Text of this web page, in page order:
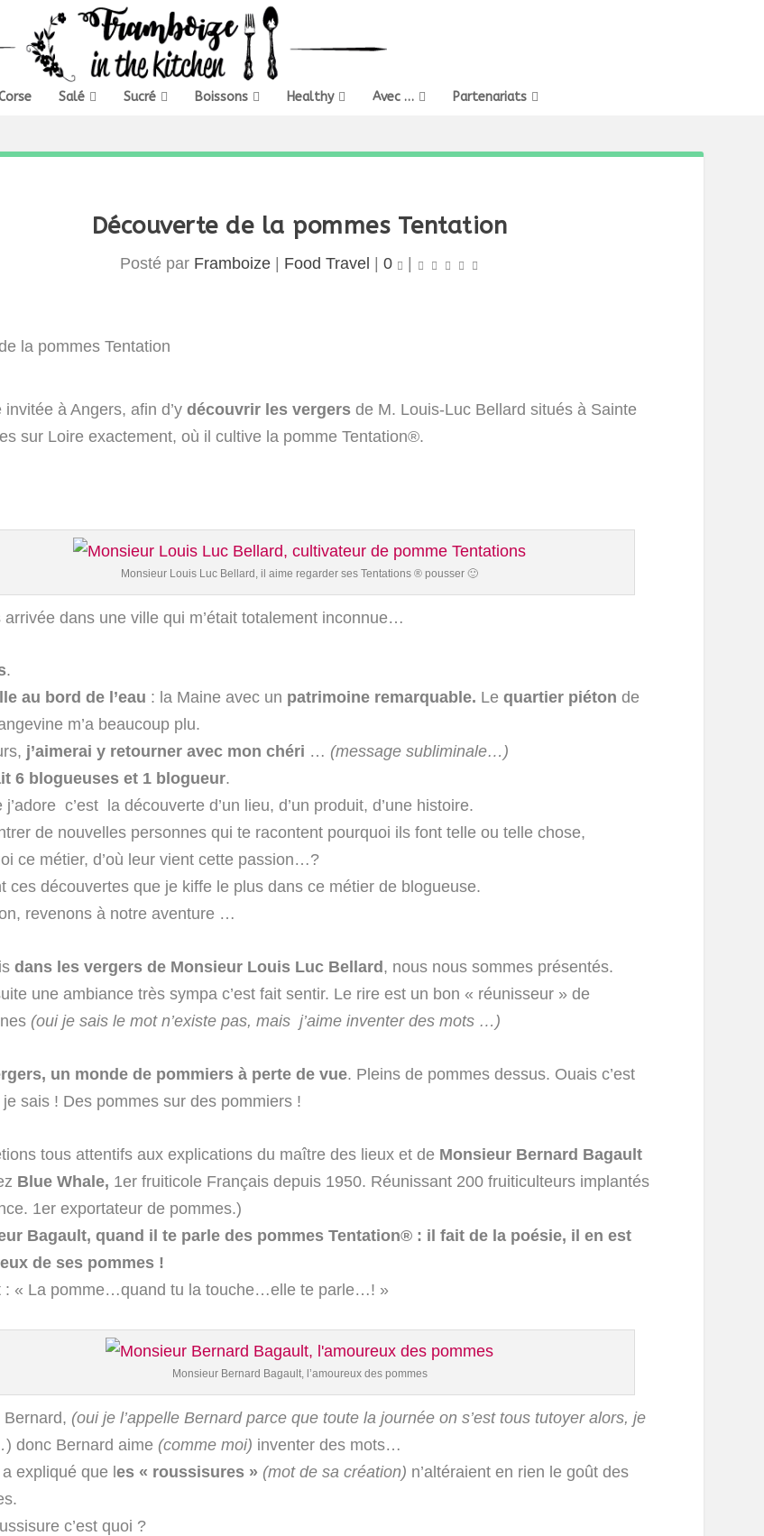
Salé Sucré Boissons Healthy Avec … Partenariats
Découverte de la pommes Tentation
Posté par Framboize| Food Travel 0
invitée à Angers, afin d’y découvrir les vergersde M. Louis-Luc Bellard situés à Sainte
sur Loire exactement, où il cultive la pomme Tentation®.
Monsieur Louis Luc Bellard, il aime regarder ses Tentations ® pousser 🙂
arrivée dans une ville qui m’était totalement inconnue…
.
au bord de l’eau : la Maine avec un patrimoine remarquable. Le quartier piéton de
m’a beaucoup plu.
j’aimerai y retourner avec mon chéri … (message subliminale…)
6 blogueuses et 1 blogueur.
j’adore c’est la découverte d’un lieu, d’un produit, d’une histoire.
de nouvelles personnes qui te racontent pourquoi ils font telle ou telle chose,
ce métier, d’où leur vient cette passion…?
ces découvertes que je kiffe le plus dans ce métier de blogueuse.
revenons à notre aventure …
dans les vergers de Monsieur Louis Luc Bellard , nous nous sommes présentés.
une ambiance très sympa c’est fait sentir. Le rire est un bon « réunisseur » de
(oui je sais le mot n’existe pas, mais j’aime inventer des mots …)
un monde de pommiers à perte de vue. Pleins de pommes dessus. Ouais c’est
sais ! Des pommes sur des pommiers !
tous attentifs aux explications du maître des lieux et de Monsieur Bernard Bagault
Blue Whale, 1er fruiticole Français depuis 1950. Réunissant 200 fruiticulteurs implantés
1er exportateur de pommes.)
Bagault, quand il te parle des pommes Tentation® : il fait de la poésie, il en est
de ses pommes !
: « La pomme…quand tu la touche…elle te parle…! »
Monsieur Bernard Bagault, l’amoureux des pommes
Bernard, (oui je l’appelle Bernard parce que toute la journée on s’est tous tutoyer alors, je
) donc Bernard aime (comme moi) inventer des mots…
expliqué que les « roussisures » (mot de sa création) n’altéraient en rien le goût des
c’est quoi ?